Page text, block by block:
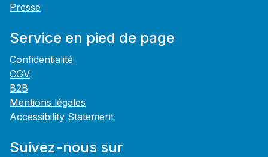
Presse
Service en pied de page
Confidentialité
CGV
B2B
Mentions légales
Accessibility Statement
Suivez-nous sur